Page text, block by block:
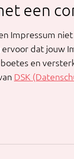
een
Impressum
dat jouw
en
DSK